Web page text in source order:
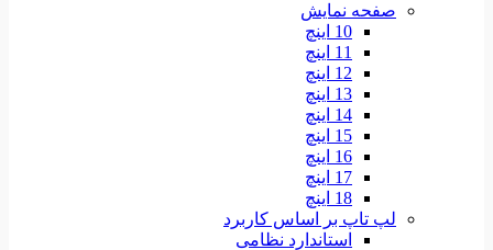
صفحه نمایش
10 اینچ
11 اینچ
12 اینچ
13 اینچ
14 اینچ
15 اینچ
16 اینچ
17 اینچ
18 اینچ
لپ تاپ بر اساس کاربرد
استاندارد نظامی